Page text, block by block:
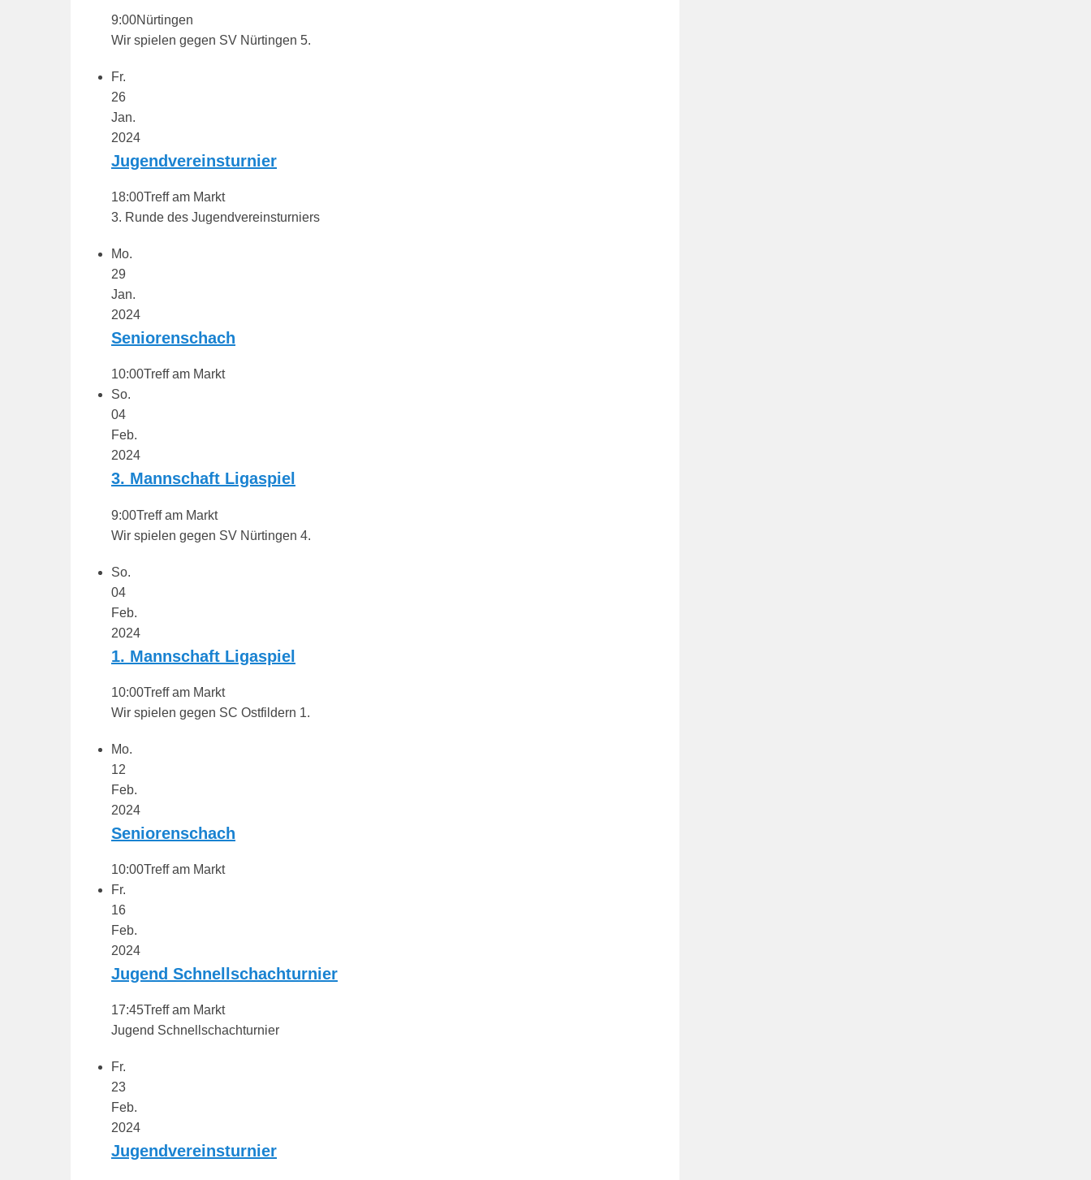
9:00Nürtingen
Wir spielen gegen SV Nürtingen 5.
Fr.
26
Jan.
2024
Jugendvereinsturnier
18:00Treff am Markt
3. Runde des Jugendvereinsturniers
Mo.
29
Jan.
2024
Seniorenschach
10:00Treff am Markt
So.
04
Feb.
2024
3. Mannschaft Ligaspiel
9:00Treff am Markt
Wir spielen gegen SV Nürtingen 4.
So.
04
Feb.
2024
1. Mannschaft Ligaspiel
10:00Treff am Markt
Wir spielen gegen SC Ostfildern 1.
Mo.
12
Feb.
2024
Seniorenschach
10:00Treff am Markt
Fr.
16
Feb.
2024
Jugend Schnellschachturnier
17:45Treff am Markt
Jugend Schnellschachturnier
Fr.
23
Feb.
2024
Jugendvereinsturnier